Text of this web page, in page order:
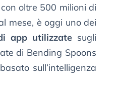
oltre 500 milioni di
mese, è oggi uno dei
app utilizzate sugli
di Bending Spoons
sull’intelligenza